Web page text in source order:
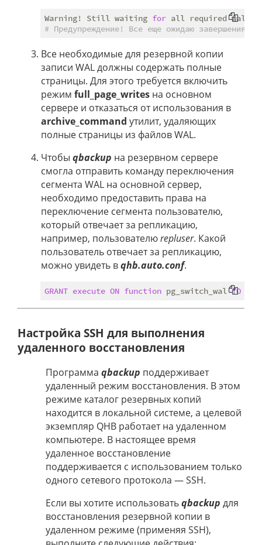
Warning! Still waiting for
# Предупреждение! Все еще ожидаю завершения
Все необходимые для резервной копии
записи WAL должны содержать полные
страницы. Для этого требуется включить
режим full_page_writes на основном
сервере и отказаться от использования в
archive_command утилит, удаляющих
полные страницы из файлов WAL.
Чтобы qbackup на резервном сервере
смогла отправить команду переключения
сегмента WAL на основной сервер,
необходимо предоставить права на
переключение сегмента пользователю,
который отвечает за репликацию,
например, пользователюrepluser. Какой
пользователь отвечает за репликацию,
можно увидеть вqhb.auto.conf.
GRANT execute ON function pg_switch_wal TO
Настройка SSH для выполнения
удаленного восстановления
Программа qbackup поддерживает
удаленный режим восстановления. В этом
режиме каталог резервных копий
находится в локальной системе, а целевой
экземпляр QHB работает на удаленном
компьютере. В настоящее время
удаленное восстановление
поддерживается с использованием только
одного сетевого протокола — SSH.
Если вы хотите использоватьqbackup для
восстановления резервной копии в
удаленном режиме (применяя SSH),